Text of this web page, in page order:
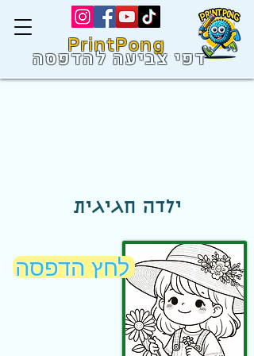
PrintPong
דפי צביעה להדפסה
ילדה חגיגית
לחץ הדפסה